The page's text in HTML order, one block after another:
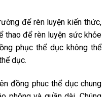
để rèn luyện kiến thức,
thao để rèn luyện sức khỏe
phục thể dục không thể
dục.
đồng phuc thể dục chung